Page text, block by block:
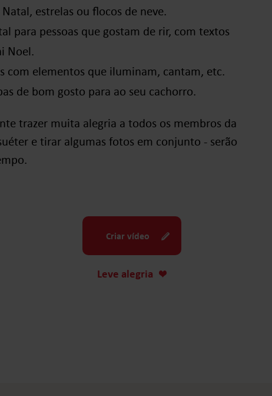
estrelas ou flocos de neve.
para pessoas que gostam de rir, com textos
Noel.
com elementos que iluminam, cantam, etc.
de bom gosto para ao seu cachorro.
trazer muita alegria a todos os membros da
e tirar algumas fotos em conjunto - serão
Criar vídeo
Leve alegria